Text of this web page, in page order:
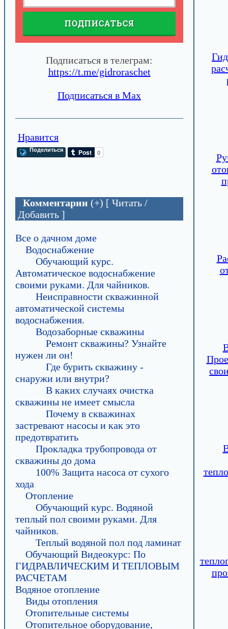
ПОДПИСАТЬСЯ
Подписаться в телеграм:
https://t.me/gidroraschet
Подписаться в Max
Нравится
Поделиться
Комментарии (+) [ Читать /
Добавить ]
Все о дачном доме
Водоснабжение
Обучающий курс.
Автоматическое водоснабжение
своими руками. Для чайников.
Неисправности скважинной
автоматической системы
водоснабжения.
Водозаборные скважины
Ремонт скважины? Узнайте
нужен ли он!
Где бурить скважину -
снаружи или внутри?
В каких случаях очистка
скважины не имеет смысла
Почему в скважинах
застревают насосы и как это
предотвратить
Прокладка трубопровода от
скважины до дома
100% Защита насоса от сухого
хода
Отопление
Обучающий курс. Водяной
теплый пол своими руками. Для
чайников.
Теплый водяной пол под ламинат
Обучающий Видеокурс: По
ГИДРАВЛИЧЕСКИМ И ТЕПЛОВЫМ
РАСЧЕТАМ
Водяное отопление
Виды отопления
Отопительные системы
Отопительное оборудование,